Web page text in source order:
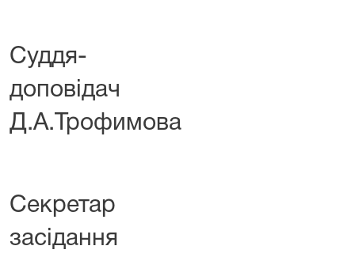
Суддя-
Д.А.Трофимова
Секретар